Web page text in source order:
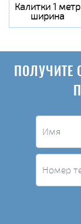
Калитки 1 метр
ширина